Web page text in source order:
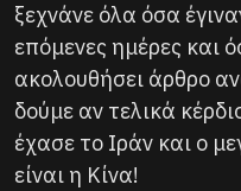
ξεχνάνε όλα όσα
επόμενες ημέρες και
ακολουθήσει άρθρο
δούμε αν τελικά
έχασε το Ιράν και ο
είναι η Κίνα!